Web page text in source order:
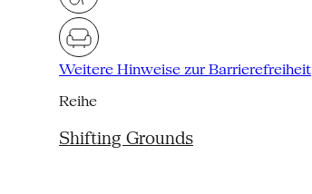
Weitere Hinweise zur Barrierefreiheit
Reihe
Shifting Grounds